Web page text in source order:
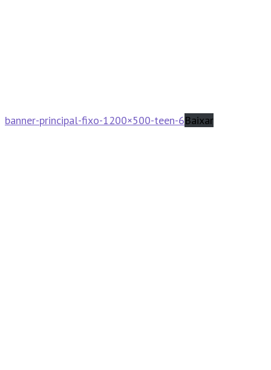
banner-principal-fixo-1200×500-teen-6Baixar